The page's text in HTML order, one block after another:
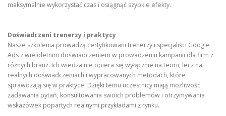
maksymalnie wykorzystać czas i osiągnąć szybkie efekty.
Doświadczeni trenerzy i praktycy
Nasze szkolenia prowadzą certyfikowani trenerzy i specjaliści Google
Ads z wieloletnim doświadczeniem w prowadzeniu kampanii dla firm z
różnych branż. Ich wiedza nie opiera się wyłącznie na teorii, lecz na
realnych doświadczeniach i wypracowanych metodach, które
sprawdzają się w praktyce. Dzięki temu uczestnicy mają możliwość
zadawania pytań, konsultowania swoich problemów i otrzymywania
wskazówek popartych realnymi przykładami z rynku.